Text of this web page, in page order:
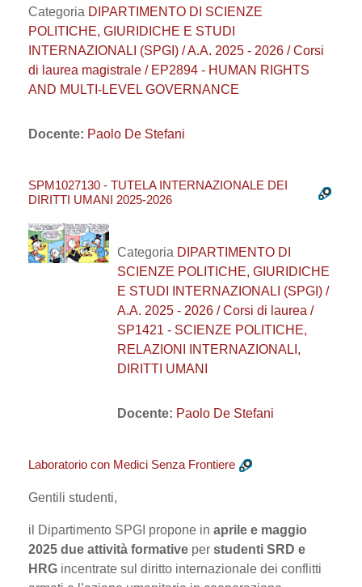
Categoria DIPARTIMENTO DI SCIENZE
POLITICHE, GIURIDICHE E STUDI
INTERNAZIONALI (SPGI) / A.A. 2025 - 2026 / Corsi
di laurea magistrale / EP2894 - HUMAN RIGHTS
AND MULTI-LEVEL GOVERNANCE
Docente: Paolo De Stefani
SPM1027130 - TUTELA INTERNAZIONALE DEI
DIRITTI UMANI 2025-2026
Categoria DIPARTIMENTO DI
SCIENZE POLITICHE, GIURIDICHE
E STUDI INTERNAZIONALI (SPGI) /
A.A. 2025 - 2026 / Corsi di laurea /
SP1421 - SCIENZE POLITICHE,
RELAZIONI INTERNAZIONALI,
DIRITTI UMANI
Docente: Paolo De Stefani
Laboratorio con Medici Senza Frontiere
Gentili studenti,
il Dipartimento SPGI propone in aprile e maggio
2025 due attività formative per studenti SRD e
HRG incentrate sul diritto internazionale dei conflitti